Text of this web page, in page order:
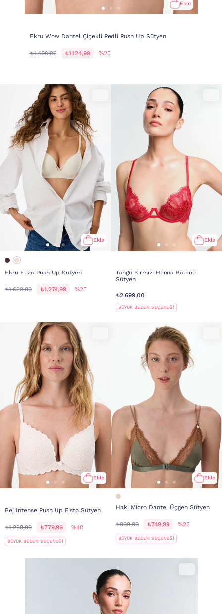
Ekle
Ekru Wow Dantel Çiçekli Pedli Push Up Sütyen
₺1.499,99 ₺1.124,99 %25
Ekle
Ekru Eliza Push Up Sütyen
₺1.699,99 ₺1.274,99 %25
Ekle
Tango Kırmızı Henna Balenli
Sütyen
₺2.699,00
BÜYÜK BEDEN SEÇENEĞİ
Ekle
Bej Intense Push Up Fisto Sütyen
₺1.299,99 ₺779,99 %40
BÜYÜK BEDEN SEÇENEĞİ
Ekle
Haki Micro Dantel Üçgen Sütyen
₺999,99 ₺749,99 %25
BÜYÜK BEDEN SEÇENEĞİ